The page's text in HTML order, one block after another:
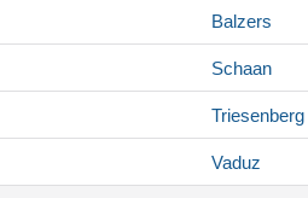
Balzers
Schaan
Triesenberg
Vaduz